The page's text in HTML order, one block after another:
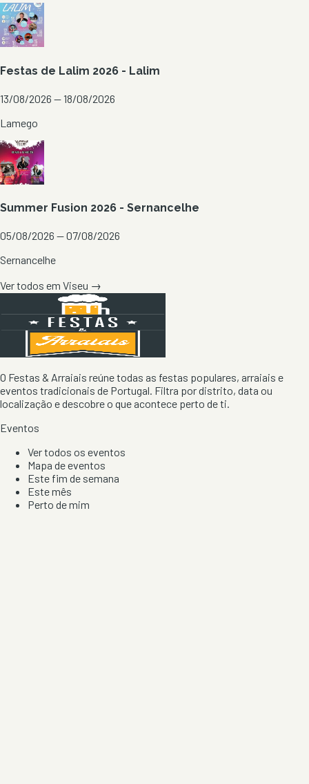
Festas de Lalim 2026 - Lalim
13/08/2026 — 18/08/2026
Lamego
Summer Fusion 2026 - Sernancelhe
05/08/2026 — 07/08/2026
Sernancelhe
Ver todos em Viseu →
O Festas & Arraiais reúne todas as festas populares, arraiais e
eventos tradicionais de Portugal. Filtra por distrito, data ou
localização e descobre o que acontece perto de ti.
Eventos
Ver todos os eventos
Mapa de eventos
Este fim de semana
Este mês
Perto de mim